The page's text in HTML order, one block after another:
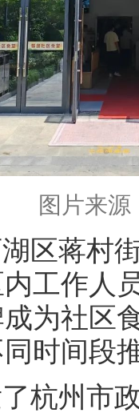
图片来
区蒋村
工作人
为社区
时间段
杭州市